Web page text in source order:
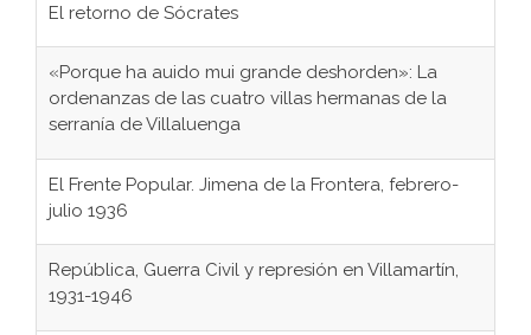
El retorno de Sócrates
«Porque ha auido mui grande deshorden»: La
ordenanzas de las cuatro villas hermanas de la
serranía de Villaluenga
El Frente Popular. Jimena de la Frontera, febrero-
julio 1936
República, Guerra Civil y represión en Villamartín,
1931-1946